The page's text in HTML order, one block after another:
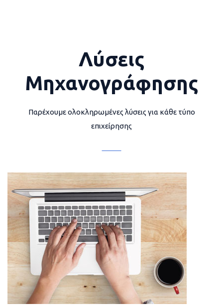
Λύσεις
Μηχανογράφησης
Παρέχουμε ολοκληρωμένες λύσεις για κάθε τύπο
επιχείρησης